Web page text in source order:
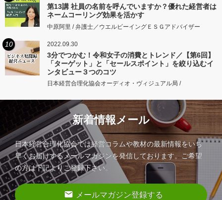
第13講 社員の名前を呼んでいますか？優れた経営者は
ネームコーリング効果を活かす
中原阿里 / 弁護士／ウエルビーイングＥＳＧアドバイザー
10 2022.09.30
3分でつかむ！令和女子の消費とトレンド／【第6回】
「ターゲット」と「セールスポイント」を絞り込むイ
ンタビュー３つのコツ
日本経営合理化協会オーディオ・ヴィジュアル局 /
新着情報メール
日本経営合理化協会では経営コラムや教材の最新情報をいち
早くお届けするメールマガジンを発信しております。ご希望
の方は下記よりご登録下さい。
email メールマガジン登録する